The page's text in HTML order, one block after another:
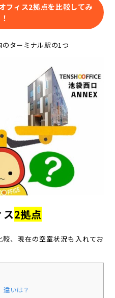
フィス2拠点を比較してみ
ターミナル駅の1つ
ス2拠点
、現在の空室状況も入れてお
違いは？